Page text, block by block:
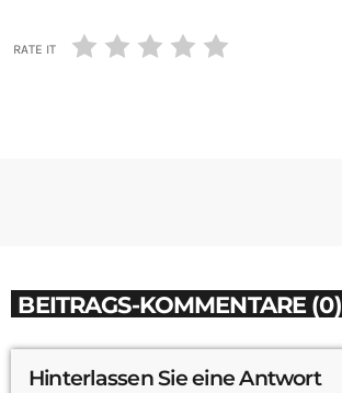
RATE IT
BEITRAGS-KOMMENTARE (0)
Hinterlassen Sie eine Antwort